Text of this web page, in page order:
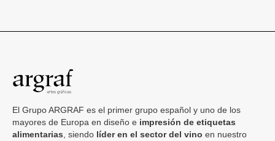
El Grupo ARGRAF es el primer grupo español y uno de los
mayores de Europa en diseño e impresión de etiquetas
alimentarias, siendo líder en el sector del vino en nuestro